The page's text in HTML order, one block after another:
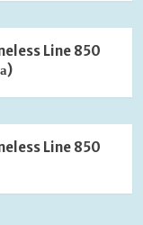
Line 850
Line 850